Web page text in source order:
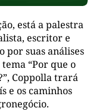
está a palestra
escritor e
por suas análises
“Por que o
Coppolla trará
e os caminhos